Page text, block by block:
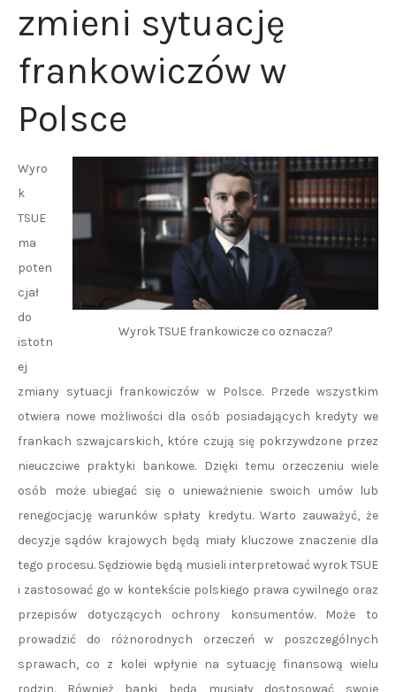
zmieni sytuację
frankowiczów w
Polsce
Wyrok TSUE frankowicze co oznacza?
Wyro
k
TSUE
ma
poten
cjał
do
istotn
ej
zmiany sytuacji frankowiczów w Polsce. Przede wszystkim
otwiera nowe możliwości dla osób posiadających kredyty we
frankach szwajcarskich, które czują się pokrzywdzone przez
nieuczciwe praktyki bankowe. Dzięki temu orzeczeniu wiele
osób może ubiegać się o unieważnienie swoich umów lub
renegocjację warunków spłaty kredytu. Warto zauważyć, że
decyzje sądów krajowych będą miały kluczowe znaczenie dla
tego procesu. Sędziowie będą musieli interpretować wyrok TSUE
i zastosować go w kontekście polskiego prawa cywilnego oraz
przepisów dotyczących ochrony konsumentów. Może to
prowadzić do różnorodnych orzeczeń w poszczególnych
sprawach, co z kolei wpłynie na sytuację finansową wielu
rodzin. Również banki będą musiały dostosować swoje